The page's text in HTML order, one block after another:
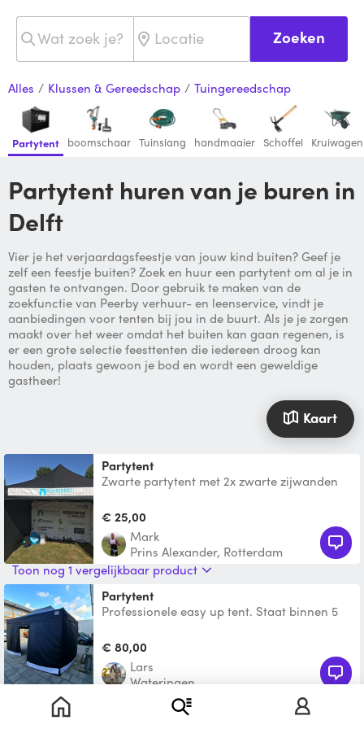
Zoeken
Alles / Klussen & Gereedschap / Tuingereedschap
Partytent boomschaar Tuinslang handmaaier Schoffel Kruiwagen
Partytent huren van je buren in
Delft
Vier je het verjaardagsfeestje van jouw kind buiten? Geef je
zelf een feestje buiten? Zoek en huur een partytent om al je in
gasten te ontvangen. Door gebruik te maken van de
zoekfunctie van Peerby verhuur- en leenservice, vindt je
aanbiedingen voor tenten bij jou in de buurt. Als je je zorgen
maakt over het weer omdat het buiten kan gaan regenen, is
er een grote selectie feesttenten die iedereen droog kan
houden, plaats gewoon je bod en wordt een geweldige
gastheer!
Kaart
Partytent
Zwarte partytent met 2x zwarte zijwanden
€ 25,00
Mark
Prins Alexander, Rotterdam
Toon nog 1 vergelijkbaar product
Partytent
Professionele easy up tent. Staat binnen 5
zijwanden: 1x wand
€ 80,00
Lars
Wateringen
partytent met 2 optionele zijwanden
Partytent met twee optionele zijwanden. 3m